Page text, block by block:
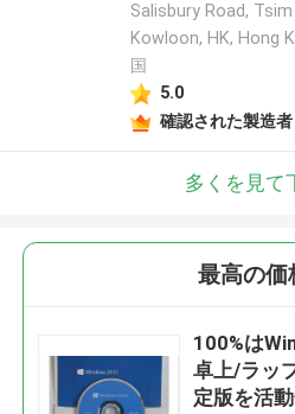
Salisbury Road,
Kowloon, HK, Hong
国
5.0
確認された製造者
多くを見て
最高の価
100%は
卓上/ラッ
定版を活